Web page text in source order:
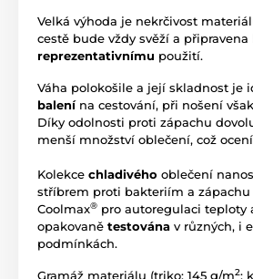
Velká výhoda je nekrčivost
cestě bude vždy svěží a připravena
reprezentativnímu použití.
Váha polokošile a její skladnost je
balenína cestování, při nošení
Díky odolnosti proti zápachu
menší množství oblečení, což
Kolekce chladivého oblečení
stříbrem proti bakteriím a
Coolmax® pro autoregulaci teploty
opakovaně testována v různých, i
podmínkách.
Gramáž materiálu (triko: 145 g/m2;